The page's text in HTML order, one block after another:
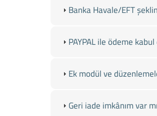
Banka Havale/EFT
PAYPAL ile ödeme
Ek modül ve
Geri iade imkânım var